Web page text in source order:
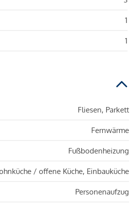
1
1
Fliesen, Parkett
Fernwärme
Fußbodenheizung
/ offene Küche, Einbauküche
Personenaufzug